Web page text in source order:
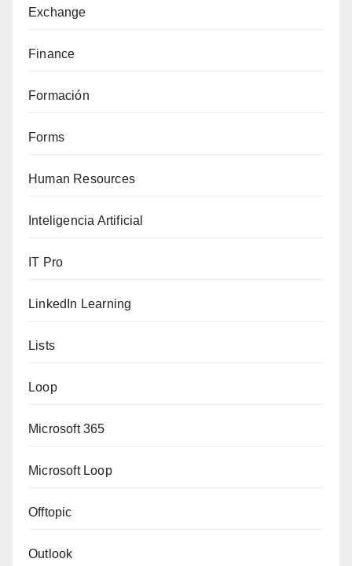
Exchange
Finance
Formación
Forms
Human Resources
Inteligencia Artificial
IT Pro
LinkedIn Learning
Lists
Loop
Microsoft 365
Microsoft Loop
Offtopic
Outlook